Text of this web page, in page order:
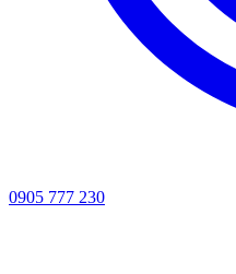
0905 777 230